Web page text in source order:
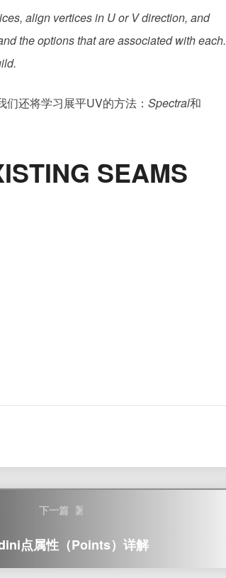
align vertices in U or V direction, and
the options that are associated with each.
还将学习展平UV的方法： Spectral和
SEAMS
下一篇
点属性（points）详解